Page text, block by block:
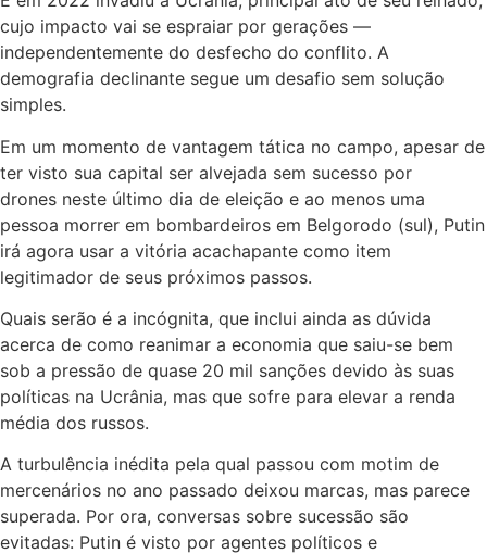
cujo impacto vai se espraiar por gerações —
independentemente do desfecho do conflito. A
demografia declinante segue um desafio sem solução
simples.
Em um momento de vantagem tática no campo, apesar de
ter visto sua capital ser alvejada sem sucesso por
drones neste último dia de eleição e ao menos uma
pessoa morrer em bombardeiros em Belgorodo (sul), Putin
irá agora usar a vitória acachapante como item
legitimador de seus próximos passos.
Quais serão é a incógnita, que inclui ainda as dúvida
acerca de como reanimar a economia que saiu-se bem
sob a pressão de quase 20 mil sanções devido às suas
políticas na Ucrânia, mas que sofre para elevar a renda
média dos russos.
A turbulência inédita pela qual passou com motim de
mercenários no ano passado deixou marcas, mas parece
superada. Por ora, conversas sobre sucessão são
evitadas: Putin é visto por agentes políticos e